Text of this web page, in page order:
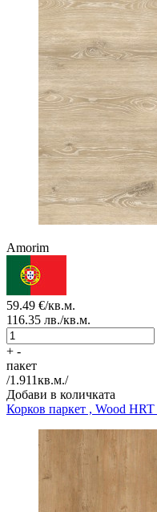
Amorim
59.49 €/кв.м.
116.35 лв./кв.м.
+ -
пакет
/1.911кв.м./
Добави в количката
Корков паркет , Wood HRT